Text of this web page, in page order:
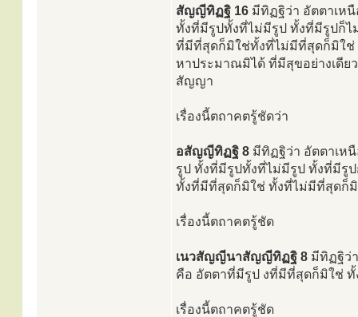
สัญญีทิฏฐิ 16 มีทิฏฐิว่า อัตตาเห
ทั้งที่มีรูปทั้งที่ไม่มีรูป ทั้งที่มีรูปก็
ที่มีที่สุดก็มิใช่ทั้งที่ไม่มีที่สุดก็มิใ
หาประมาณมิได้ ที่มีสุขอย่างเดี
สัญญา
เรื่องนี้ตถาคตรู้ชัดว่า
อสัญญีทิฏฐิ 8 มีทิฏฐิว่า อัตตาเห
รูป ทั้งที่มีรูปทั้งที่ไม่มีรูป ทั้งที่มี
ทั้งที่มีที่สุดก็มิใช่ ทั้งที่ไม่มีที่สุดก็
เรื่องนี้ตถาคตรู้ชัด
เนวสัญญีนาสัญญีทิฏฐิ 8 มีทิฏฐิว่
คือ อัตตาที่มีรูป งที่มีที่สุดก็มิใช่
เรื่องนี้ตถาคตรู้ชัด